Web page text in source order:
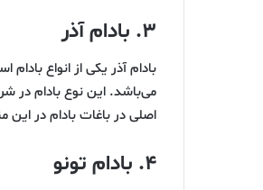
۳. بادام آذر
بادام آذر یکی از انواع
می‌باشد. این نوع بادام در
اصلی در باغات بادام در
۴. بادام تونو